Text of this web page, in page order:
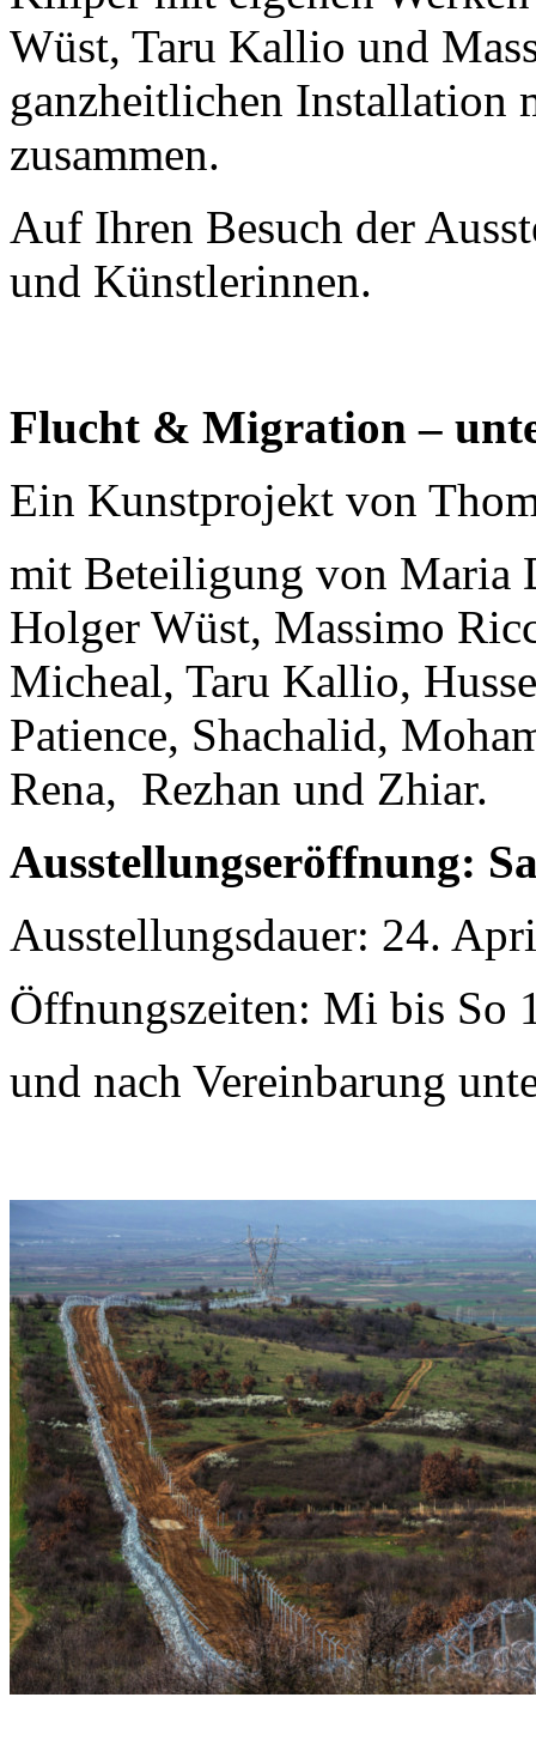
Wüst, Taru Kallio und
ganzheitlichen Installation
zusammen.
Auf Ihren Besuch der
und Künstlerinnen.
Flucht & Migration –
Ein Kunstprojekt von
mit Beteiligung von Maria
Holger Wüst, Massimo
Micheal, Taru Kallio,
Patience, Shachalid,
Rena, Rezhan und Zhiar.
Ausstellungseröffnung:
Ausstellungsdauer: 24.
Öffnungszeiten: Mi bis So
und nach Vereinbarung